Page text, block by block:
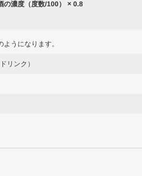
の濃度（度数/100） × 0.8
うになります。
リンク）